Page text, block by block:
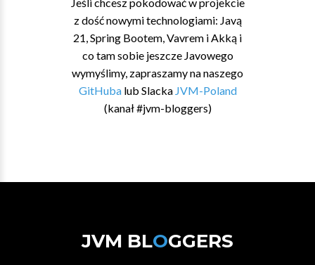
z dość nowymi technologiami: Javą
21, Spring Bootem, Vavrem i Akką i
co tam sobie jeszcze Javowego
wymyślimy, zapraszamy na naszego
GitHubalub Slacka JVM-Poland
(kanał #jvm-bloggers)
JVM BLOGGERS